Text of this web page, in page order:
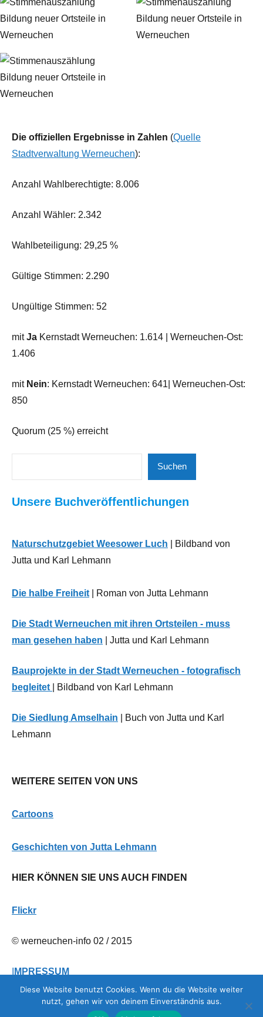
Die offiziellen Ergebnisse in Zahlen (Quelle
Stadtverwaltung Werneuchen):
Anzahl Wahlberechtigte: 8.006
Anzahl Wähler: 2.342
Wahlbeteiligung: 29,25 %
Gültige Stimmen: 2.290
Ungültige Stimmen: 52
mitJa Kernstadt Werneuchen: 1.614 | Werneuchen-Ost:
1.406
mit Nein: Kernstadt Werneuchen: 641| Werneuchen-Ost:
850
Quorum (25 %) erreicht
Bildung
Kernstadt
Werneuchen,
Werneuchen-
Kirche
aus
Öffentliche
Recht/Justiz
Suchen
Unsere Buchveröffentlichungen
Naturschutzgebiet Weesower Luch | Bildband von
Jutta und Karl Lehmann
Die halbe Freiheit | Roman von Jutta Lehmann
Die Stadt Werneuchen mit ihren Ortsteilen - muss
man gesehen haben | Jutta und Karl Lehmann
Bauprojekte in der Stadt Werneuchen - fotografisch
begleitet
| Bildband von Karl Lehmann
Die Siedlung Amselhain | Buch von Jutta und Karl
Lehmann
WEITERE SEITEN VON UNS
Cartoons
Geschichten von Jutta Lehmann
HIER KÖNNEN SIE UNS AUCH FINDEN
Flickr
© werneuchen-info 02 / 2015
MPRESSUM
DATENSCHUTZERKLÄRUNG
Diese Website benutzt Cookies. Wenn du die Website weiter
nutzt, gehen wir von deinem Einverständnis aus.